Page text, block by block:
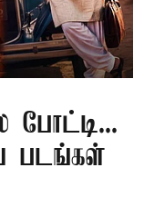
போட்டி...
படங்கள்